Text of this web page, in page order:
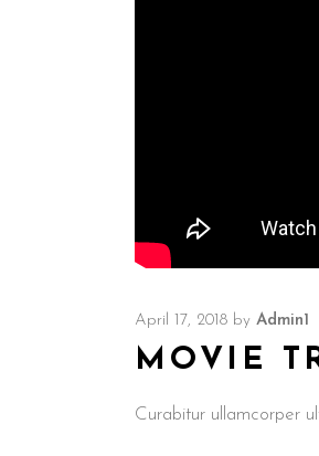
April 17, 2018 by Admin1
MOVIE
Curabitur ullamcorper